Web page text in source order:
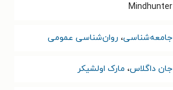
Mindhunter
جامعه‌شناسی، روان‌شناسی عمومی
جان داگلاس، مارک اولشیکر